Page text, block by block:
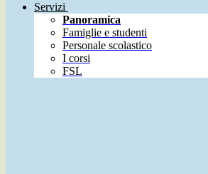
Servizi
Panoramica
Famiglie e studenti
Personale scolastico
I corsi
FSL